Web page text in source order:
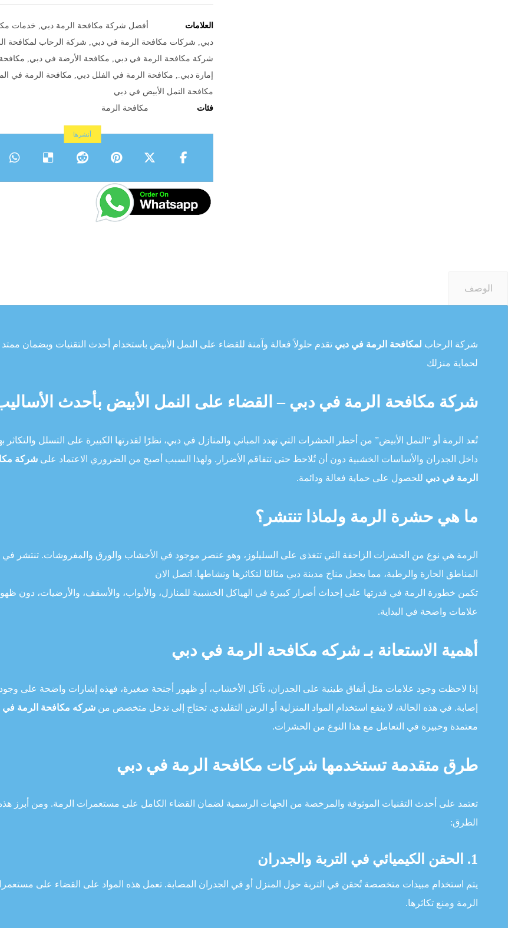
العلامات أفضل شركة مكافحة الرمة دبي
خدمات
دبي
شركات مكافحة الرمة في دبي
شركة الرحاب لمكافحة
شركة مكافحة الرمة في دبي
مكافحة الأرضة في دبي
إمارة دبي.
مكافحة الرمة في الفلل دبي
مكافحة الرمة في
مكافحة النمل الأبيض في دبي
فئات
مكافحة الرمة
الوصف
شركة الرحاب لمكافحة الرمة في دبي تقدم حلولاً فعالة وآمنة للقضاء على النمل الأبيض باستخدام أحدث التقنيات وبضمان ممتد
لحماية منزلك
شركة مكافحة الرمة في دبي – القضاء على النمل الأبيض بأحدث
تُعد الرمة أو “النمل الأبيض” من أخطر الحشرات التي تهدد المباني والمنازل في دبي، نظرًا لقدرتها الكبيرة على التسلل والتكاثر
داخل الجدران والأساسات الخشبية دون أن تُلاحظ حتى تتفاقم الأضرار. ولهذا السبب أصبح من الضروري الاعتماد على شركة
الرمة في دبي للحصول على حماية فعالة ودائمة.
ما هي حشرة الرمة ولماذا تنتشر؟
الرمة هي نوع من الحشرات الزاحفة التي تتغذى على السليلوز، وهو عنصر موجود في الأخشاب والورق والمفروشات. تنتشر في
المناطق الحارة والرطبة، مما يجعل مناخ مدينة دبي مثاليًا لتكاثرها ونشاطها. اتصل الان
تكمن خطورة الرمة في قدرتها على إحداث أضرار كبيرة في الهياكل الخشبية للمنازل، والأبواب، والأسقف، والأرضيات، دون
علامات واضحة في البداية.
أهمية الاستعانة بـ شركه مكافحة الرمة في دبي
إذا لاحظت وجود علامات مثل أنفاق طينية على الجدران، تآكل الأخشاب، أو ظهور أجنحة صغيرة، فهذه إشارات واضحة على
إصابة. في هذه الحالة، لا ينفع استخدام المواد المنزلية أو الرش التقليدي. تحتاج إلى تدخل متخصص من شركه مكافحة الرمة في
معتمدة وخبيرة في التعامل مع هذا النوع من الحشرات.
طرق متقدمة تستخدمها شركات مكافحة الرمة في دبي
تعتمد على أحدث التقنيات الموثوقة والمرخصة من الجهات الرسمية لضمان القضاء الكامل على مستعمرات الرمة. ومن أبرز
الطرق:
1. الحقن الكيميائي في التربة والجدران
يتم استخدام مبيدات متخصصة تُحقن في التربة حول المنزل أو في الجدران المصابة. تعمل هذه المواد على القضاء على
الرمة ومنع تكاثرها.